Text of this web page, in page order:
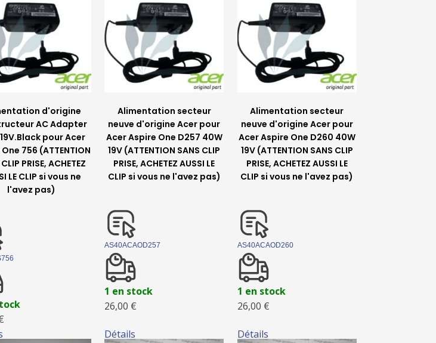
d'origine
AC Adapter
pour Acer
756 (ATTENTION
PRISE, ACHETEZ
LE CLIP si vous ne
l'avez pas)
Détails
Alimentation secteur
neuve d'origine Acer pour
Acer Aspire One D257 40W
19V (ATTENTION SANS CLIP
PRISE, ACHETEZ AUSSI LE
CLIP si vous ne l'avez pas)
AS40ACAOD257
1 en stock
26,00 €
Détails
Alimentation secteur
neuve d'origine Acer pour
Acer Aspire One D260 40W
19V (ATTENTION SANS CLIP
PRISE, ACHETEZ AUSSI LE
CLIP si vous ne l'avez pas)
AS40ACAOD260
1 en stock
26,00 €